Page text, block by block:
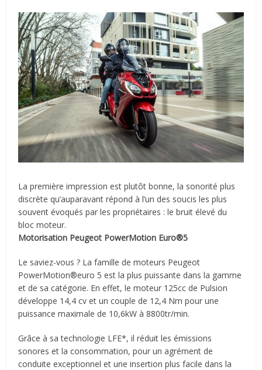
La première impression est plutôt bonne, la sonorité plus
discrète qu’auparavant répond à l’un des soucis les plus
souvent évoqués par les propriétaires : le bruit élevé du
bloc moteur.
Motorisation Peugeot PowerMotion Euro®5
Le saviez-vous ? La famille de moteurs Peugeot
PowerMotion®euro 5 est la plus puissante dans la gamme
et de sa catégorie. En effet, le moteur 125cc de Pulsion
développe 14,4 cv et un couple de 12,4 Nm pour une
puissance maximale de 10,6kW à 8800tr/min.
Grâce à sa technologie LFE*, il réduit les émissions
sonores et la consommation, pour un agrément de
conduite exceptionnel et une insertion plus facile dans la